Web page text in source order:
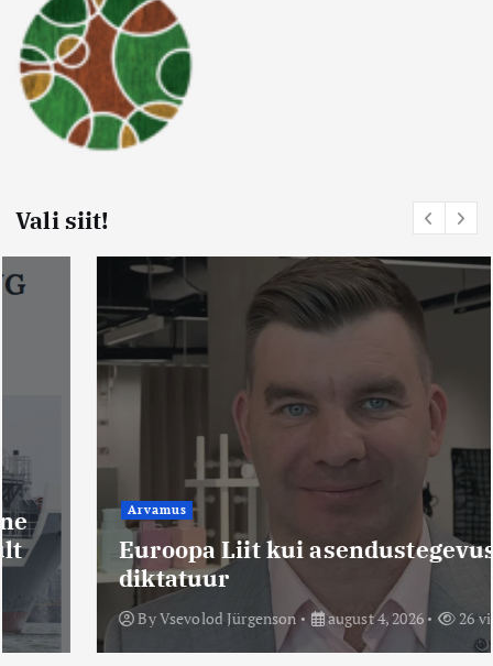
Vali siit!
Arvamus
Euroopa Liit kui asendustegevuste
diktatuur
By Vsevolod Jürgenson august 4, 2026 26 views